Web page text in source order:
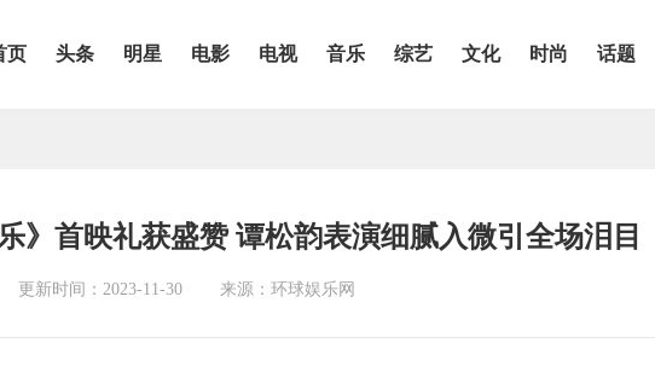
页 头条 明星 电影 电视 音乐 综艺 文化 时尚 话题
》首映礼获盛赞 谭松韵表演细腻入微引全场泪目
更新时间：2023-11-30 来源：环球娱乐网